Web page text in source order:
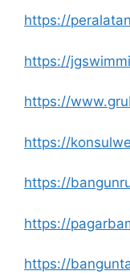
https://
https://
https://
https://
https://
https://
https://